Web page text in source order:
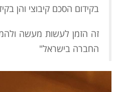
בקידום הסכם קיבוצי והן
זה הזמן לעשות מעשה
החברה בישראל"